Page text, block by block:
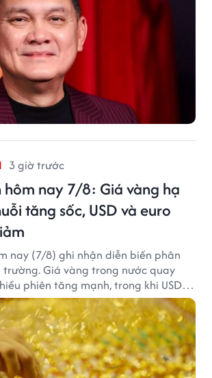
3 giờ trước
hôm nay 7/8: Giá vàng hạ
tăng sốc, USD và euro
nay (7/8) ghi nhận diễn biến phân
Giá vàng trong nước quay
phiên tăng mạnh, trong khi USD
tục suy yếu dù tỷ giá trung tâm lập